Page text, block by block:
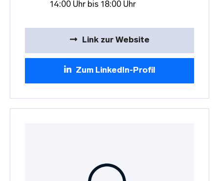
14:00 Uhr bis 18:00 Uhr
Link zur Website
Zum LinkedIn-Profil